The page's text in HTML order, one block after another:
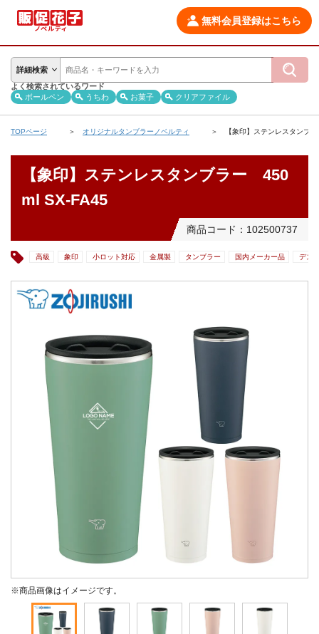
無料会員登録はこちら
詳細検索
よく検索されているワード
ボールペン
うちわ お菓子 クリアファイル
TOPページ オリジナルタンブラーノベルティ 【象印】ステンレスタンブ
【象印】ステンレスタンブラー 450
ml SX-FA45
商品コード：102500737
高級 象印 小ロット対応 金属製 タンブラー 国内メーカー品 デス
※商品画像はイメージです。